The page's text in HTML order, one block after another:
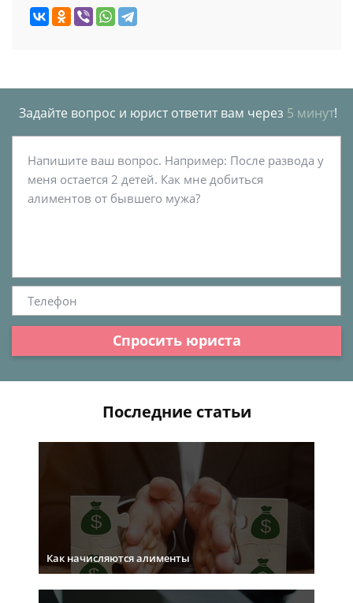
Задайте вопрос и юрист ответит вам через 5 минут!
Спросить юриста
Последние статьи
Как начисляются алименты